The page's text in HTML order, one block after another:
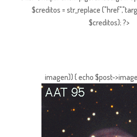
$creditos = str_replace
$creditos); ?>
imagen)) { echo $post-